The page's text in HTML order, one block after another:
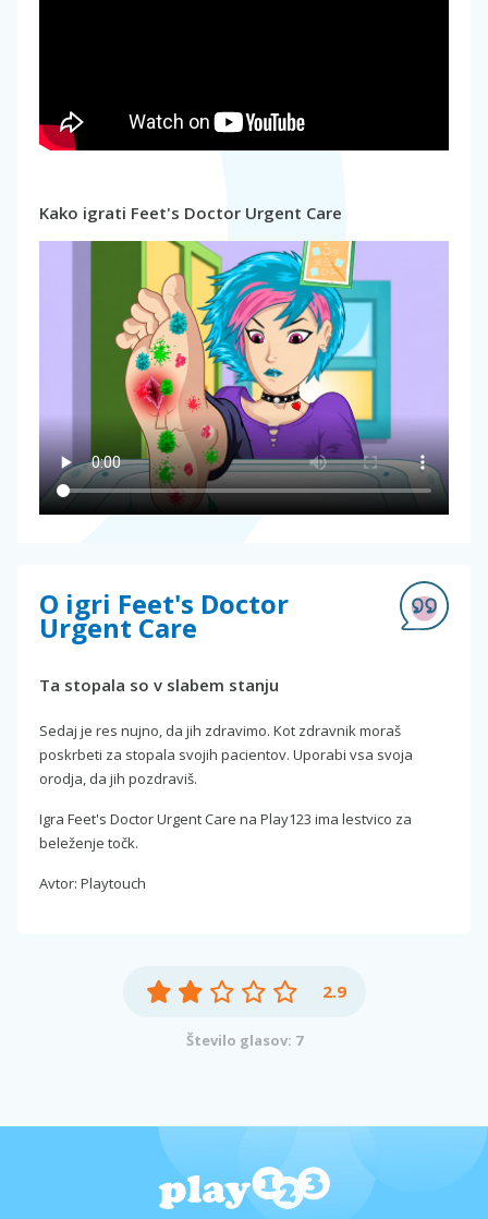
Kako igrati Feet's Doctor Urgent Care
O igri Feet's Doctor
Urgent Care
Ta stopala so v slabem stanju
Sedaj je res nujno, da jih zdravimo. Kot zdravnik moraš
poskrbeti za stopala svojih pacientov. Uporabi vsa svoja
orodja, da jih pozdraviš.
Igra Feet's Doctor Urgent Care na Play123 ima lestvico za
beleženje točk.
Avtor: Playtouch
2.9
Število glasov: 7